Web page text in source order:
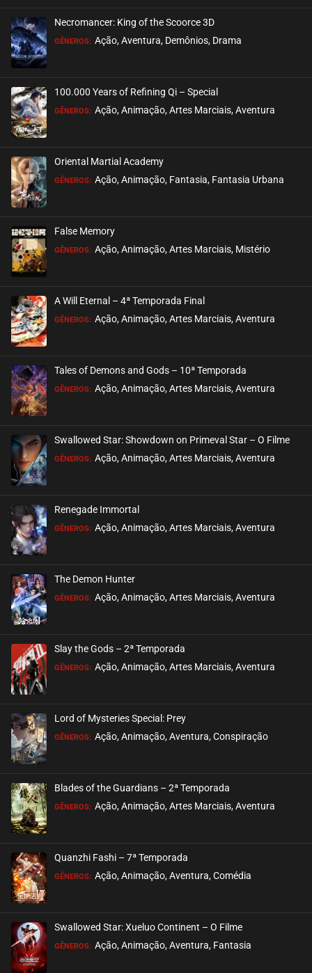
EPISÓDIO 08
setembro 04, 2022
EPISÓDIO 07
setembro 04, 2022
EPISÓDIO 06
setembro 04, 2022
EPISÓDIO 05
setembro 04, 2022
EPISÓDIO 04
setembro 04, 2022
EPISÓDIO 03
setembro 04, 2022
EPISÓDIO 02
setembro 04, 2022
EPISÓDIO 01
setembro 04, 2022
Necromancer: King of the Scoorce 3D
GÊNEROS: Ação, Aventura, Demônios, Drama
100.000 Years of Refining Qi – Special
GÊNEROS: Ação, Animação, Artes Marciais, Aventura
Oriental Martial Academy
GÊNEROS: Ação, Animação, Fantasia, Fantasia Urbana
False Memory
GÊNEROS: Ação, Animação, Artes Marciais, Mistério
A Will Eternal – 4ª Temporada Final
GÊNEROS: Ação, Animação, Artes Marciais, Aventura
Tales of Demons and Gods – 10ª Temporada
GÊNEROS: Ação, Animação, Artes Marciais, Aventura
Swallowed Star: Showdown on Primeval Star – O Filme
GÊNEROS: Ação, Animação, Artes Marciais, Aventura
Renegade Immortal
GÊNEROS: Ação, Animação, Artes Marciais, Aventura
The Demon Hunter
GÊNEROS: Ação, Animação, Artes Marciais, Aventura
Slay the Gods – 2ª Temporada
GÊNEROS: Ação, Animação, Artes Marciais, Aventura
Lord of Mysteries Special: Prey
GÊNEROS: Ação, Animação, Aventura, Conspiração
Blades of the Guardians – 2ª Temporada
GÊNEROS: Ação, Animação, Artes Marciais, Aventura
Quanzhi Fashi – 7ª Temporada
GÊNEROS: Ação, Animação, Aventura, Comédia
Swallowed Star: Xueluo Continent – O Filme
GÊNEROS: Ação, Animação, Aventura, Fantasia